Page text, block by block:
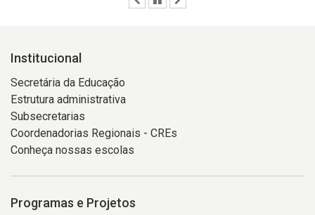
Institucional
Secretária da Educação
Estrutura administrativa
Subsecretarias
Coordenadorias Regionais - CREs
Conheça nossas escolas
Programas e Projetos